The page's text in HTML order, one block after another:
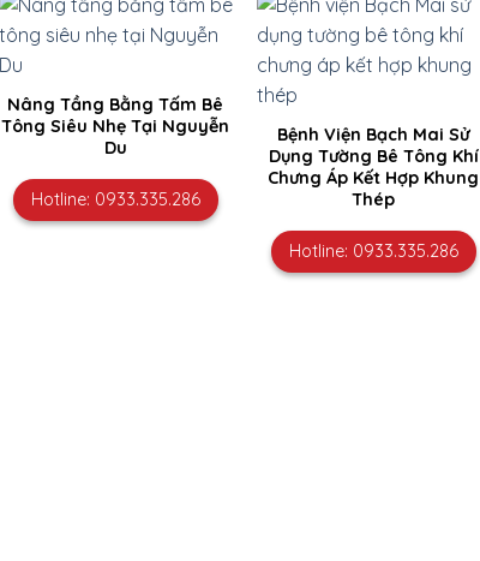
Nâng Tầng Bằng Tấm Bê
Tông Siêu Nhẹ Tại Nguyễn
Du
Hotline: 0933.335.286
Bệnh Viện Bạch Mai Sử
Dụng Tường Bê Tông Khí
Chưng Áp Kết Hợp Khung
Thép
Hotline: 0933.335.286